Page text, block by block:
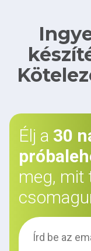
Élj a 30
meg, mit